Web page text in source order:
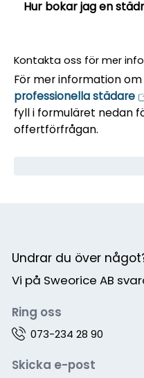
Hur bokar jag en
Kontakta oss för mer
För mer information
professionella städare
fyll i formuläret nedan
offertförfrågan.
Undrar du över
Vi på Sweorice AB
Ring oss
073-234 28 90
Skicka e-post